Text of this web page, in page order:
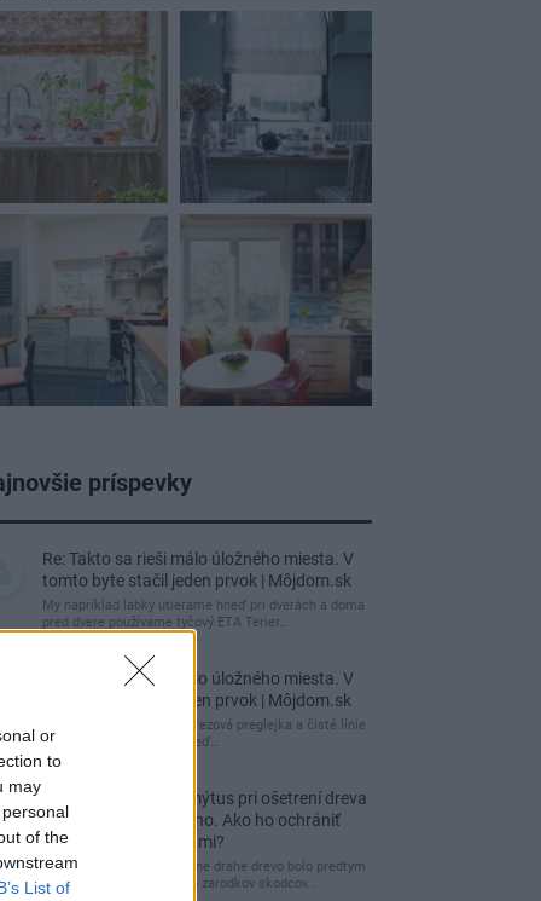
or
to
may
of the
List of
príspevky
Re: Takto sa rieši málo úložného miesta. V
tomto byte stačil jeden prvok | Môjdom.sk
My napríklad labky utierame hneď pri dverách a doma
pred dvere používame tyčový ETA Terier…
Re: Takto sa rieši málo úložného miesta. V
tomto byte stačil jeden prvok | Môjdom.sk
Dizajn je to nádherný, tá brezová preglejka a čisté línie
vyzerajú super. Ale vždy, keď…
Re: Toto je najväčší mýtus pri ošetrení dreva
a môže vás vyjsť draho. Ako ho ochrániť
pred hnitím a škodcami?
clovek by cakal ze vysusene drahe drevo bolo predtym
naparovane aby sa zbavilo zarodkov skodcov...